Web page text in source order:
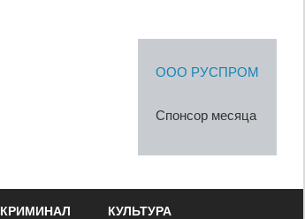
ООО РУСПРОМ
Спонсор месяца
КРИМИНАЛ КУЛЬТУРА